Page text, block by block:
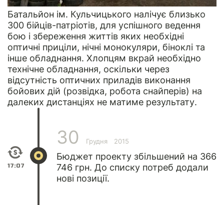
Батальйон ім. Кульчицького налічує близько
300 бійців-патріотів, для успішного ведення
бою і збереження життів яких необхідні
оптичні приціли, нічні монокуляри, біноклі та
інше обладнання. Хлопцям вкрай необхідно
технічне обладнання, оскільки через
відсутність оптичних приладів виконання
бойових дій (розвідка, робота снайперів) на
далеких дистанціях не матиме результату.
17:07
30 Грудня 2015
Бюджет проекту збільшений на 366
746 грн. До списку потреб додали
нові позиції.